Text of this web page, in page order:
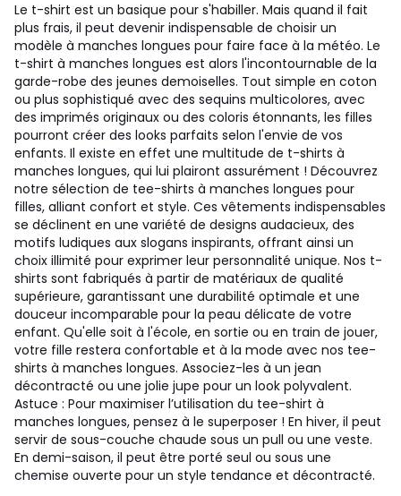
Le t-shirt est un basique pour s'habiller. Mais quand il fait
plus frais, il peut devenir indispensable de choisir un
modèle à manches longues pour faire face à la météo. Le
t-shirt à manches longues est alors l'incontournable de la
garde-robe des jeunes demoiselles. Tout simple en coton
ou plus sophistiqué avec des sequins multicolores, avec
des imprimés originaux ou des coloris étonnants, les filles
pourront créer des looks parfaits selon l'envie de vos
enfants. Il existe en effet une multitude de t-shirts à
manches longues, qui lui plairont assurément ! Découvrez
notre sélection de tee-shirts à manches longues pour
filles, alliant confort et style. Ces vêtements indispensables
se déclinent en une variété de designs audacieux, des
motifs ludiques aux slogans inspirants, offrant ainsi un
choix illimité pour exprimer leur personnalité unique. Nos t-
shirts sont fabriqués à partir de matériaux de qualité
supérieure, garantissant une durabilité optimale et une
douceur incomparable pour la peau délicate de votre
enfant. Qu'elle soit à l'école, en sortie ou en train de jouer,
votre fille restera confortable et à la mode avec nos tee-
shirts à manches longues. Associez-les à un jean
décontracté ou une jolie jupe pour un look polyvalent.
Astuce : Pour maximiser l’utilisation du tee-shirt à
manches longues, pensez à le superposer ! En hiver, il peut
servir de sous-couche chaude sous un pull ou une veste.
En demi-saison, il peut être porté seul ou sous une
chemise ouverte pour un style tendance et décontracté.